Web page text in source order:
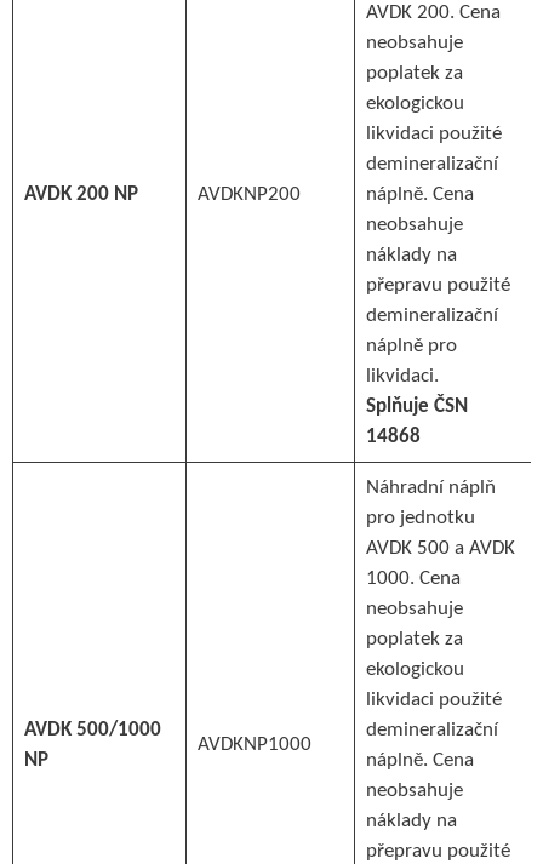
AVDK 200 NP AVDKNP200
AVDK 200. Cena
neobsahuje
poplatek za
ekologickou
likvidaci použité
demineralizační
náplně. Cena
neobsahuje
náklady na
přepravu použité
demineralizační
náplně pro
likvidaci.
Splňuje ČSN
14868
AVDK 500/1000
NP
AVDKNP1000
Náhradní náplň
pro jednotku
AVDK 500 a AVDK
1000. Cena
neobsahuje
poplatek za
ekologickou
likvidaci použité
demineralizační
náplně. Cena
neobsahuje
náklady na
přepravu použité